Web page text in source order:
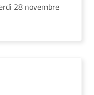
28 novembre